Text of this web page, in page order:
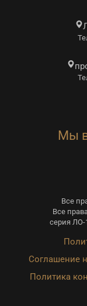
Мы
Все
Все
серия
Соглашение
Политика